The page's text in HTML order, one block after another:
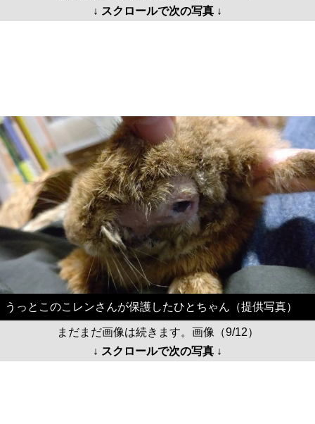
↓ スクロールで次の写真 ↓
うっとこのこレンさんが保護したひとちゃん（提供写真）
まだまだ画像は続きます。画像（9/12）
↓ スクロールで次の写真 ↓